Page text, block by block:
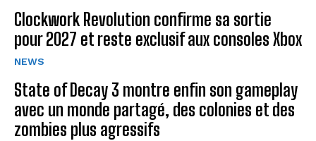
Clockwork Revolution confirme sa sortie
pour 2027 et reste exclusif aux consoles Xbox
NEWS
State of Decay 3 montre enfin son gameplay
avec un monde partagé, des colonies et des
zombies plus agressifs